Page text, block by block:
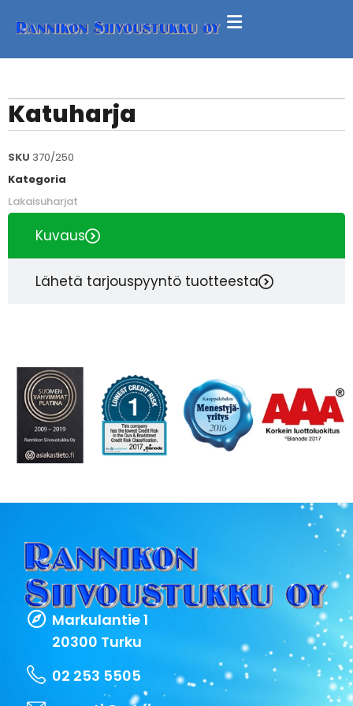
Katuharja
SKU 370/250
Kategoria
Lakaisuharjat
Kuvaus
Lähetä tarjouspyyntö tuotteesta
Markulantie 1
20300 Turku
02 253 5505